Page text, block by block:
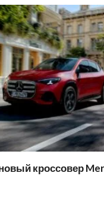
кроссовер